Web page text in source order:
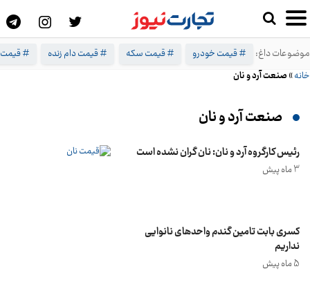
موضوعات داغ: # قیمت خودرو # قیمت سکه # قیمت دام زنده #
خانه» صنعت آرد و نان
صنعت آرد و نان
رئیس کارگروه آرد و نان: نان گران نشده است
3 ماه پیش
کسری بابت تامین گندم واحد‌های نانوایی
نداریم
5 ماه پیش